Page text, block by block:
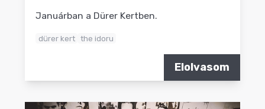
Januárban a Dürer Kertben.
dürer kert the idoru
Elolvasom